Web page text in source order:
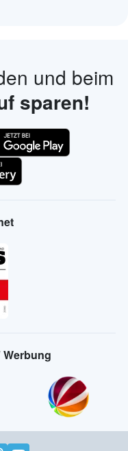
und beim
sparen!
Werbung